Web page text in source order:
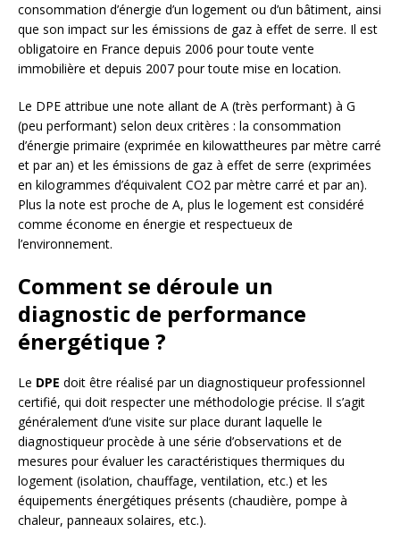
consommation d’énergie d’un logement ou d’un bâtiment, ainsi
que son impact sur les émissions de gaz à effet de serre. Il est
obligatoire en France depuis 2006 pour toute vente
immobilière et depuis 2007 pour toute mise en location.
Le DPE attribue une note allant de A (très performant) à G
(peu performant) selon deux critères : la consommation
d’énergie primaire (exprimée en kilowattheures par mètre carré
et par an) et les émissions de gaz à effet de serre (exprimées
en kilogrammes d’équivalent CO2 par mètre carré et par an).
Plus la note est proche de A, plus le logement est considéré
comme économe en énergie et respectueux de
l’environnement.
Comment se déroule un
diagnostic de performance
énergétique ?
Le DPE doit être réalisé par un diagnostiqueur professionnel
certifié, qui doit respecter une méthodologie précise. Il s’agit
généralement d’une visite sur place durant laquelle le
diagnostiqueur procède à une série d’observations et de
mesures pour évaluer les caractéristiques thermiques du
logement (isolation, chauffage, ventilation, etc.) et les
équipements énergétiques présents (chaudière, pompe à
chaleur, panneaux solaires, etc.).